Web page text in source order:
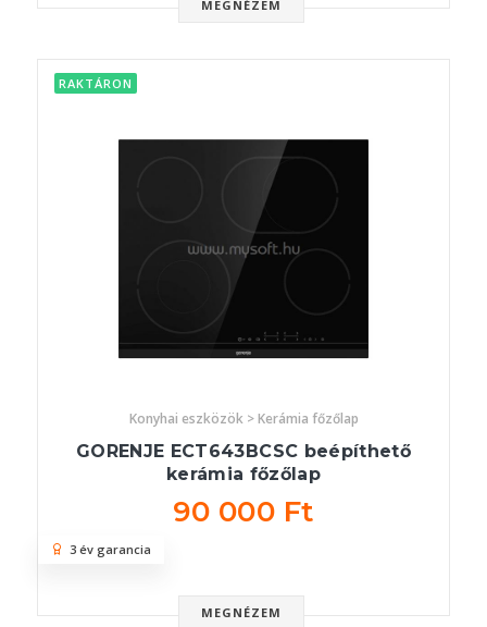
MEGNÉZEM
RAKTÁRON
Konyhai eszközök > Kerámia főzőlap
GORENJE ECT643BCSC beépíthető
kerámia főzőlap
90 000 Ft
MEGNÉZEM
3 év garancia